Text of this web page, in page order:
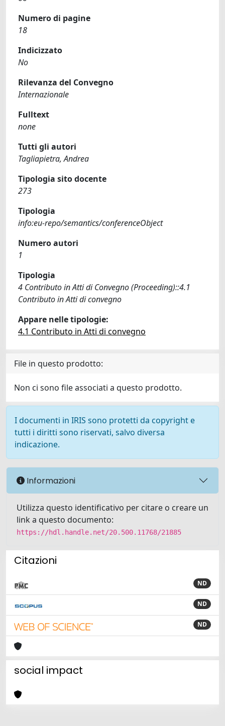
Numero di pagine
18
Indicizzato
No
Rilevanza del Convegno
Internazionale
Fulltext
none
Tutti gli autori
Tagliapietra, Andrea
Tipologia sito docente
273
Tipologia
info:eu-repo/semantics/conferenceObject
Numero autori
1
Tipologia
4 Contributo in Atti di Convegno (Proceeding)::4.1
Contributo in Atti di convegno
Appare nelle tipologie:
4.1 Contributo in Atti di convegno
File in questo prodotto:
Non ci sono file associati a questo prodotto.
I documenti in IRIS sono protetti da copyright e
tutti i diritti sono riservati, salvo diversa
indicazione.
Informazioni
Utilizza questo identificativo per citare o creare un
link a questo documento:
https://hdl.handle.net/20.500.11768/21885
Citazioni
ND
ND
ND
social impact